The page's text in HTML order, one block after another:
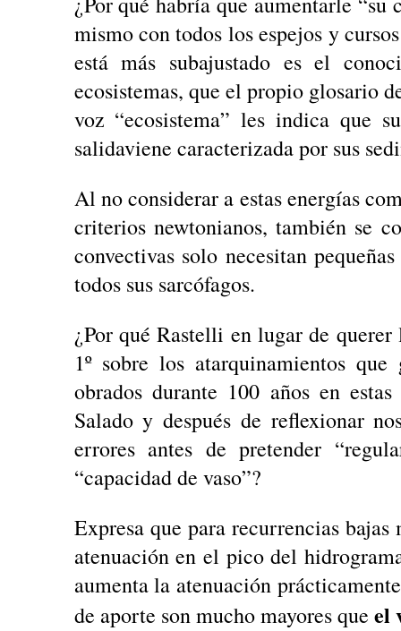
mismo con todos los espejos y
está más subajustado es el
ecosistemas, que el propio glosario
voz “ecosistema” les indica que
salidaviene caracterizada por sus
Al no considerar a estas energías
criterios newtonianos, también se
convectivas solo necesitan
todos sus sarcófagos.
¿Por qué Rastelli en lugar de
1º sobre los atarquinamientos
obrados durante 100 años en
Salado y después de reflexionar
errores antes de pretender
“capacidad de vaso”?
Expresa que para recurrencias bajas
atenuación en el pico del
aumenta la atenuación
de aporte son mucho mayores que el